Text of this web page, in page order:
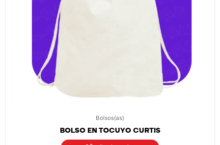
Bolsos(as)
BOLSO EN TOCUYO CURTIS